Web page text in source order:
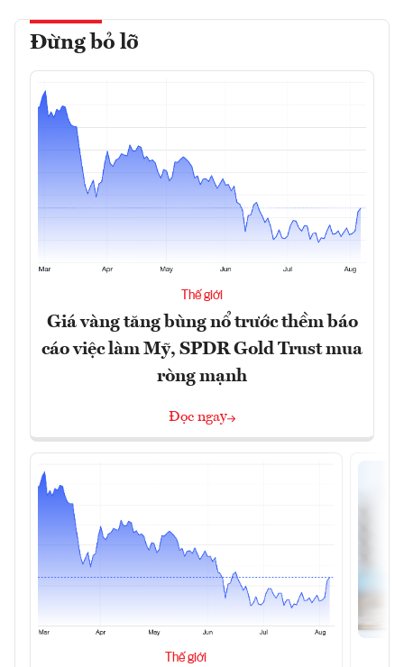
Đừng bỏ lỡ
Thế giới
Giá vàng tăng bùng nổ trước thềm báo
cáo việc làm Mỹ, SPDR Gold Trust mua
ròng mạnh
Đọc ngay
Thế giới